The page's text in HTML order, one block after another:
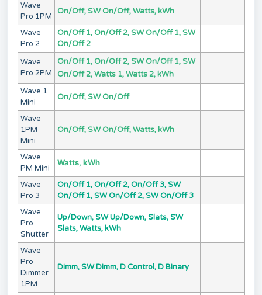
Wave
Pro 1PM
On/Off, SW On/Off, Watts, kWh
Wave
Pro 2
On/Off 1, On/Off 2, SW On/Off 1, SW
On/Off 2
Wave
Pro 2PM
On/Off 1, On/Off 2, SW On/Off 1, SW
On/Off 2, Watts 1, Watts 2, kWh
Wave 1
Mini
On/Off, SW On/Off
Wave
1PM
Mini
On/Off, SW On/Off, Watts, kWh
Wave
PM Mini
Watts, kWh
Wave
Pro 3
On/Off 1, On/Off 2, On/Off 3, SW
On/Off 1, SW On/Off 2, SW On/Off 3
Wave
Pro
Shutter
Up/Down, SW Up/Down, Slats, SW
Slats, Watts, kWh
Wave
Pro
Dimmer
1PM
Dimm, SW Dimm, D Control, D Binary